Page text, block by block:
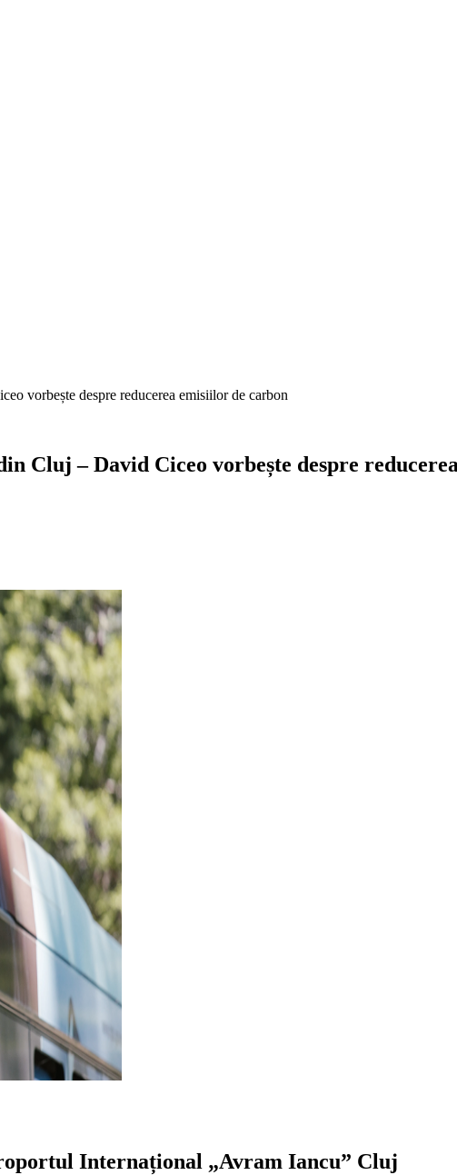
vorbește despre reducerea emisiilor de carbon
Cluj – David Ciceo vorbește despre
Internațional „Avram Iancu” Cluj